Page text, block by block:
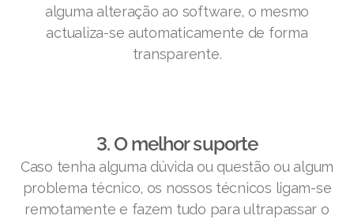
alguma alteração ao software, o mesmo
actualiza-se automaticamente de forma
transparente.
3. O melhor suporte
Caso tenha alguma dúvida ou questão ou algum
problema técnico, os nossos técnicos ligam-se
remotamente e fazem tudo para ultrapassar o